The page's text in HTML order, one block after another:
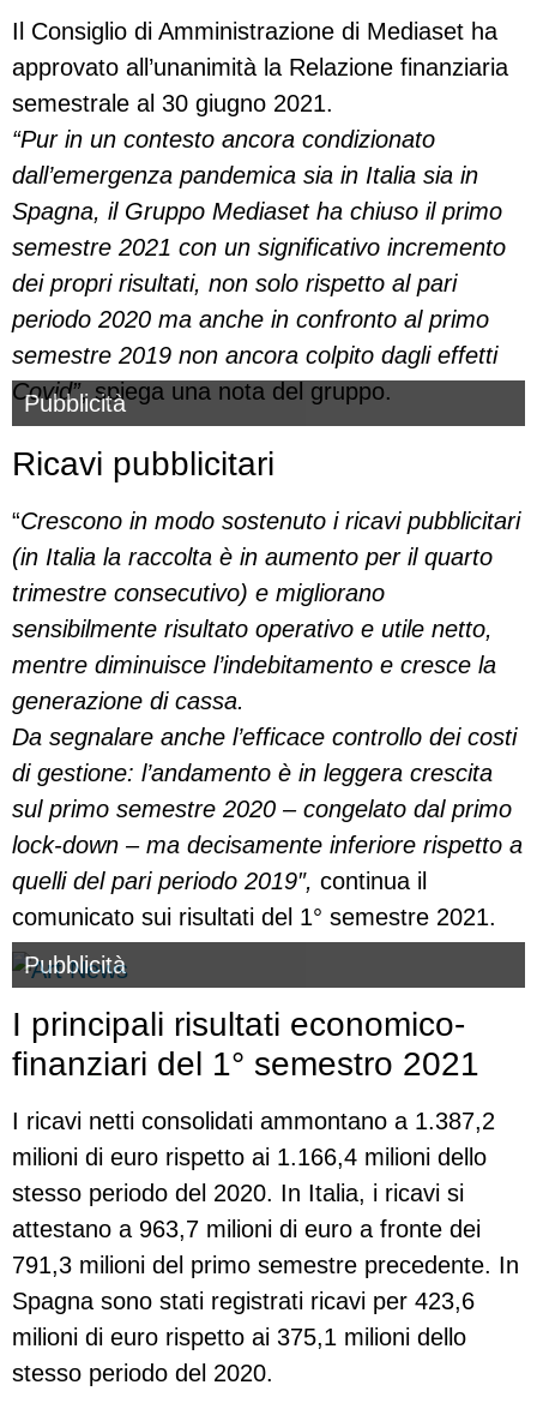
Il Consiglio di Amministrazione di Mediaset ha
approvato all’unanimità la Relazione finanziaria
semestrale al 30 giugno 2021.
“Pur in un contesto ancora condizionato
dall’emergenza pandemica sia in Italia sia in
Spagna, il Gruppo Mediaset ha chiuso il primo
semestre 2021 con un significativo incremento
dei propri risultati, non solo rispetto al pari
periodo 2020 ma anche in confronto al primo
semestre 2019 non ancora colpito dagli effetti
Covid”, spiega una nota del gruppo.
Pubblicità
Ricavi pubblicitari
“Crescono in modo sostenuto i ricavi pubblicitari
(in Italia la raccolta è in aumento per il quarto
trimestre consecutivo) e migliorano
sensibilmente risultato operativo e utile netto,
mentre diminuisce l’indebitamento e cresce la
generazione di cassa.
Da segnalare anche l’efficace controllo dei costi
di gestione: l’andamento è in leggera crescita
sul primo semestre 2020 – congelato dal primo
lock-down – ma decisamente inferiore rispetto a
quelli del pari periodo 2019″, continua il
comunicato sui risultati del 1° semestre 2021.
Pubblicità
I principali risultati economico-
finanziari del 1° semestro 2021
I ricavi netti consolidati ammontano a 1.387,2
milioni di euro rispetto ai 1.166,4 milioni dello
stesso periodo del 2020. In Italia, i ricavi si
attestano a 963,7 milioni di euro a fronte dei
791,3 milioni del primo semestre precedente. In
Spagna sono stati registrati ricavi per 423,6
milioni di euro rispetto ai 375,1 milioni dello
stesso periodo del 2020.